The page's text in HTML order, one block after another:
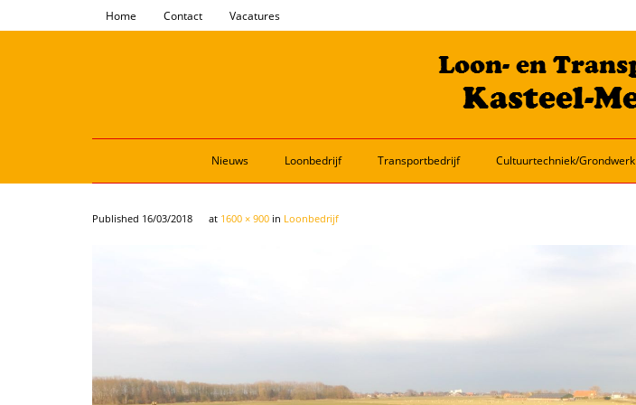
Home Contact Vacatures
Nieuws Loonbedrijf Transportbedrijf Cultuurtechniek/Grondwerk
Published 16/03/2018 at 1600 × 900 in Loonbedrijf